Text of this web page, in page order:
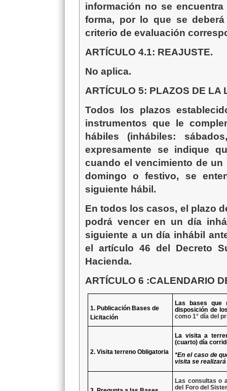
información no se
forma, por lo que se
criterio de evaluación
ARTÍCULO 4.1: REAJUSTE.
No aplica.
ARTÍCULO 5: PLAZOS DE LA
Todos los plazos
instrumentos que le
hábiles (inhábiles:
expresamente se indique
cuando el vencimiento de
domingo o festivo, se
siguiente hábil.
En todos los casos, el plazo
podrá vencer en un día
siguiente a un día inhábil
el artículo 46 del Decreto
Hacienda.
ARTÍCULO 6 :CALENDARIO
1. Publicación Bases de
Licitación
Las bases que
disposición de
como1° día del
2. Visita terreno Obligatoria
La visita a
(cuarto) día
*En el caso de
visita se
Las consultas o
del Foro del